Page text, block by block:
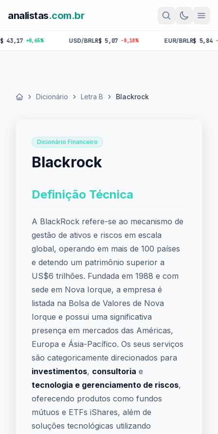
analistas.com.br
+0,65% USD/BRLR$ 5,07 -0,10% EUR/BRLR$ 5,84 -0,18%
Início Dicionário Letra B Blackrock
Dicionário Financeiro
Blackrock
Definição Técnica
A BlackRock refere-se ao mecanismo de
gestão de ativos e riscos em escala
global, operando em mais de 100 países
e detendo um patrimônio superior a
US$6 trilhões. Fundada em 1988 e com
sede em Nova Iorque, a empresa é
listada na Bolsa de Valores de Nova
Iorque e possui uma significativa
presença em mercados das Américas,
Europa e Ásia-Pacífico. Os seus serviços
são categoricamente direcionados para
investimentos, consultoria e
tecnologia e gerenciamento de riscos,
oferecendo produtos como fundos
mútuos e ETFs iShares, além de
soluções tecnológicas utilizando